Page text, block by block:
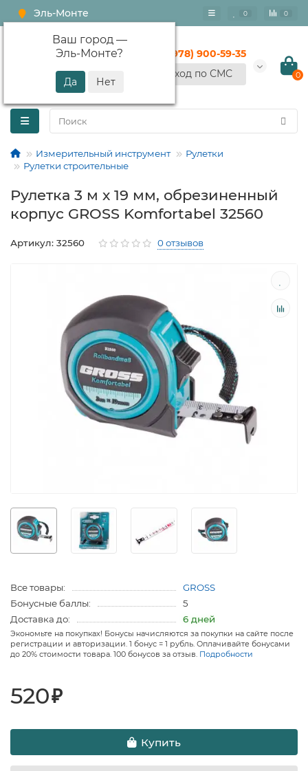
Эль-Монте
Ваш город —
Эль-Монте?
0 0
+7 (978) 900-59-35
Вход по СМС
0
Измерительный инструмент
Рулетки
Рулетки строительные
Рулетка 3 м х 19 мм, обрезиненный
корпус GROSS Komfortabel 32560
Артикул: 32560 0 отзывов
Все товары:
GROSS
Бонусные баллы:
5
Доставка до:
6 дней
Экономьте на покупках! Бонусы начисляются за покупки на сайте после
регистрации и авторизации. 1 бонус = 1 рубль. Оплачивайте бонусами
до 20% стоимости товара. 100 бонусов за отзыв. Подробности
520₽
Купить